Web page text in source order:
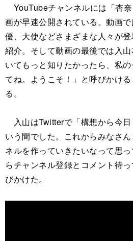
YouTubeチャンネルには「杏
画が早速公開されている。動画
優、大使などさまざまな人々が
紹介。そして動画の最後では入
いてもっと知りたかったら、私
てね。ようこそ！」と呼びかけ
る。
入山はTwitterで「構想から今
いう間でした。これからみなさ
ネルを作っていきたいなって思
らチャンネル登録とコメント待
びかけた。